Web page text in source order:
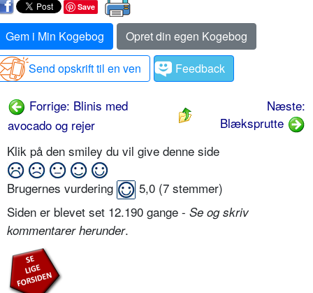
Save
Gem i Min Kogebog
Opret din egen Kogebog
Send opskrift til en ven
Feedback
Forrige: Blinis med
avocado og rejer
Næste:
Blæksprutte
Klik på den smiley du vil give denne side
Brugernes vurdering 5,0 (7 stemmer)
Siden er blevet set 12.190 gange - Se og skriv
kommentarer herunder.